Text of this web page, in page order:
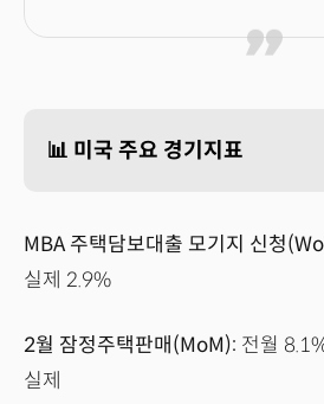
📊 미국 주요 경기지표
MBA 주택담보대출 모기지 신청
실제 2.9%
2월 잠정주택판매(MoM): 전월
실제